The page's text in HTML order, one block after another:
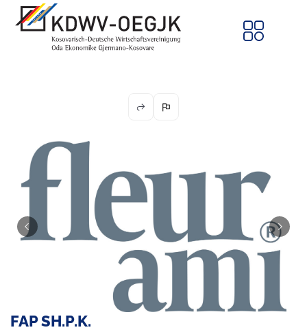
FAP SH.P.K.